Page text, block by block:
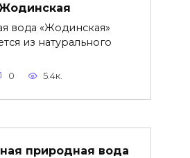
вода «Жодинская»
из натурального
0 5.4к.
природная вода